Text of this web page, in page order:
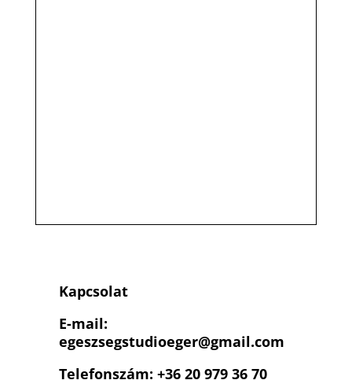
Kapcsolat
E-mail:
egeszsegstudioeger@gmail.com
Telefonszám: +36 20 979 36 70